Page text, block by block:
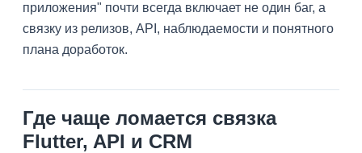
приложения" почти всегда включает не один баг, а
связку из релизов, API, наблюдаемости и понятного
плана доработок.
Где чаще ломается связка
Flutter, API и CRM